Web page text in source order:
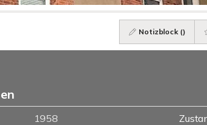
Notizblock ()
1958